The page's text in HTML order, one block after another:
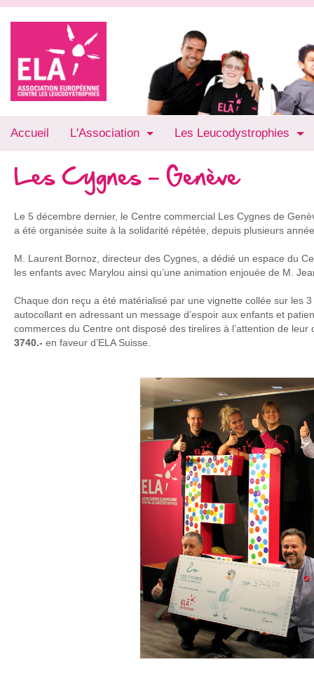
Accueil L'Association Les Leucodystrophies
Les Cygnes - Genève
Le 5 décembre dernier, le Centre commercial Les Cygnes de
a été organisée suite à la solidarité répétée, depuis plusieurs
M. Laurent Bornoz, directeur des Cygnes, a dédié un espace du
les enfants avec Marylou ainsi qu’une animation enjouée de M.
Chaque don reçu a été matérialisé par une vignette collée sur les
autocollant en adressant un message d’espoir aux enfants et
commerces du Centre ont disposé des tirelires à l’attention de
3740.- en faveur d’ELA Suisse.